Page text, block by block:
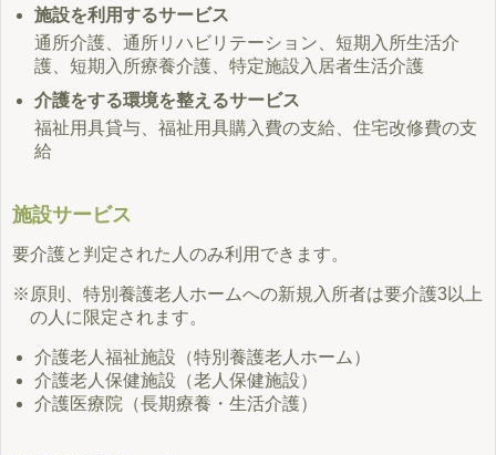
施設を利用するサービス
通所介護、通所リハビリテーション、短期入所生活介
護、短期入所療養介護、特定施設入居者生活介護
介護をする環境を整えるサービス
福祉用具貸与、福祉用具購入費の支給、住宅改修費の支
給
施設サービス
要介護と判定された人のみ利用できます。
※原則、特別養護老人ホームへの新規入所者は要介護3以上
の人に限定されます。
介護老人福祉施設（特別養護老人ホーム）
介護老人保健施設（老人保健施設）
介護医療院（長期療養・生活介護）